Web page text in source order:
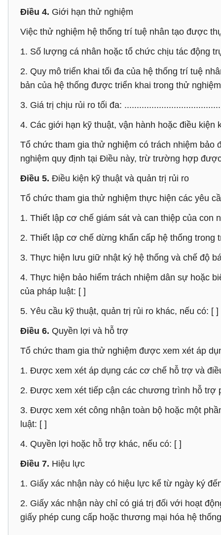
Điều 4. Giới hạn thử nghiệm
Việc thử nghiệm hệ thống trí tuệ nhân tạo được
1. Số lượng cá nhân hoặc tổ chức chịu tác động
2. Quy mô triển khai tối đa của hệ thống trí tuệ
bản của hệ thống được triển khai trong thử
3. Giá trị chịu rủi ro tối đa:
4. Các giới hạn kỹ thuật, vận hành hoặc điều kiện
Tổ chức tham gia thử nghiệm có trách nhiệm
nghiệm quy định tại Điều này, trừ trường hợp
Điều 5. Điều kiện kỹ thuật và quản trị rủi ro
Tổ chức tham gia thử nghiệm thực hiện các yêu
1. Thiết lập cơ chế giám sát và can thiệp của
2. Thiết lập cơ chế dừng khẩn cấp hệ thống
3. Thực hiện lưu giữ nhật ký hệ thống và chế độ
4. Thực hiện bảo hiểm trách nhiệm dân sự hoặc
của pháp luật: [ ]
5. Yêu cầu kỹ thuật, quản trị rủi ro khác, nếu có: [ ]
Điều 6. Quyền lợi và hỗ trợ
Tổ chức tham gia thử nghiệm được xem xét áp
1. Được xem xét áp dụng các cơ chế hỗ trợ và
2. Được xem xét tiếp cận các chương trình hỗ trợ
3. Được xem xét công nhận toàn bộ hoặc một
luật: [ ]
4. Quyền lợi hoặc hỗ trợ khác, nếu có: [ ]
Điều 7. Hiệu lực
1. Giấy xác nhận này có hiệu lực kể từ ngày ký
2. Giấy xác nhận này chỉ có giá trị đối với hoạt
giấy phép cung cấp hoặc thương mại hóa hệ